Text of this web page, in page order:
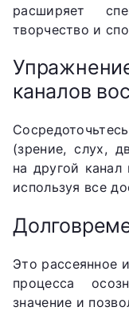
расширяет
творчество и
каналов
(зрение, слух,
на другой
используя все
Это рассеянное
процесса
значение и